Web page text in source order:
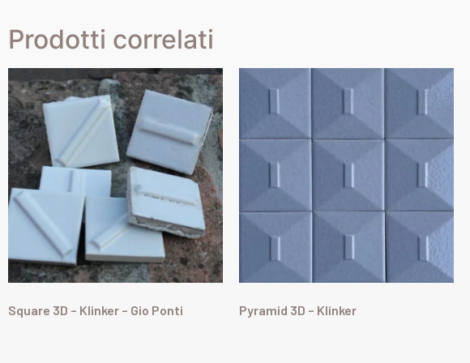
Prodotti correlati
Square 3D – Klinker – Gio Ponti Pyramid 3D – Klinker